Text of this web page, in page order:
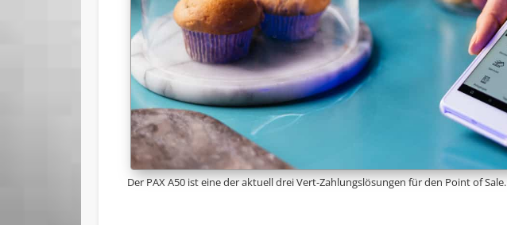
Der PAX A50 ist eine der aktuell drei Vert-Zahlungslösungen für den Point of Sale.